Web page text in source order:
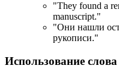
"They found a
manuscript."
"Они нашли
рукописи."
Использование